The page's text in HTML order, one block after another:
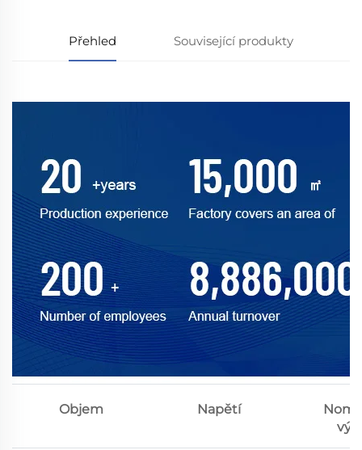
Přehled Související produkty
Objem Napětí